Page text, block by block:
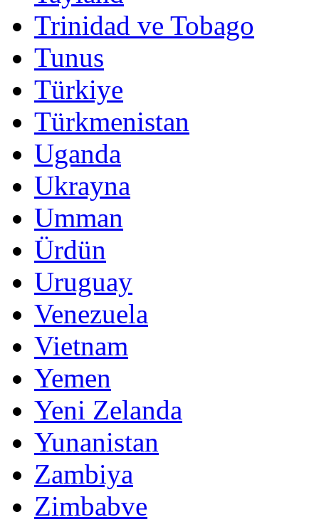
Trinidad ve Tobago
Tunus
Türkiye
Türkmenistan
Uganda
Ukrayna
Umman
Ürdün
Uruguay
Venezuela
Vietnam
Yemen
Yeni Zelanda
Yunanistan
Zambiya
Zimbabve